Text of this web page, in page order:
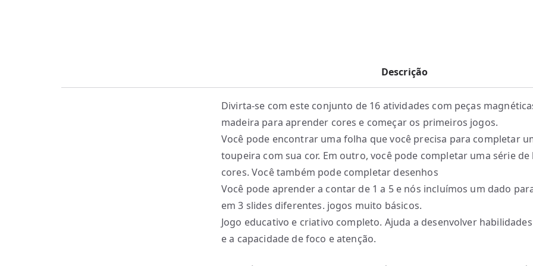
Descrição
Divirta-se com este conjunto de 16 atividades com peças
madeira para aprender cores e começar os primeiros jogos.
Você pode encontrar uma folha que você precisa para completar
toupeira com sua cor. Em outro, você pode completar uma série de
cores. Você também pode completar desenhos
Você pode aprender a contar de 1 a 5 e nós incluímos um dado
em 3 slides diferentes. jogos muito básicos.
Jogo educativo e criativo completo. Ajuda a desenvolver
e a capacidade de foco e atenção.